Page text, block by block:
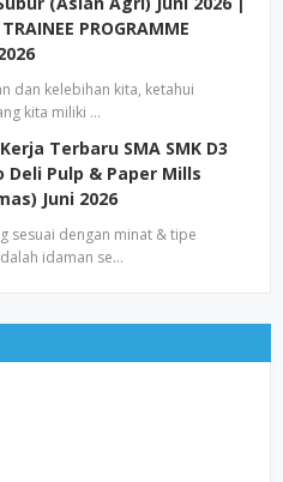
PROGRAMME
dan kelebihan kita, ketahui
kita miliki …
Terbaru SMA SMK D3
Deli Pulp & Paper Mills
Juni 2026
sesuai dengan minat & tipe
idaman se…